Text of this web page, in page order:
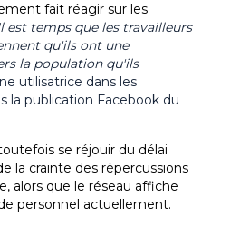
fait réagir sur les
est temps que les travailleurs
qu'ils ont une
la population qu'ils
utilisatrice dans les
la publication Facebook du
se réjouir du délai
la crainte des répercussions
alors que le réseau affiche
personnel actuellement.